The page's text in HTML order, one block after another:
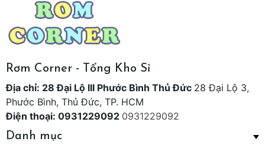
Rơm Corner - Tổng Kho Sỉ
Địa chỉ: 28 Đại Lộ III Phước Bình Thủ Đức 28 Đại Lộ 3,
Phước Bình, Thủ Đức, TP. HCM
Điện thoại: 0931229092 0931229092
Danh mục